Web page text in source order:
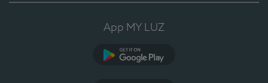
App MY LUZ